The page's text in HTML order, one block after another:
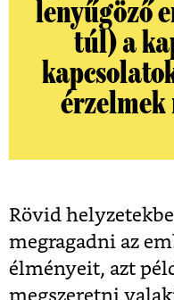
lenyűgöző
túl) a
érzelmek
Rövid
megragadni az
élményeit, azt
megszeretni